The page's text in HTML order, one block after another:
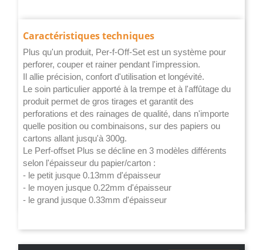
Caractéristiques techniques
Plus qu'un produit, Per-f-Off-Set est un système pour
perforer, couper et rainer pendant l'impression.
Il allie précision, confort d'utilisation et longévité.
Le soin particulier apporté à la trempe et à l'affûtage du
produit permet de gros tirages et garantit des
perforations et des rainages de qualité, dans n'importe
quelle position ou combinaisons, sur des papiers ou
cartons allant jusqu'à 300g.
Le Perf-offset Plus se décline en 3 modèles différents
selon l'épaisseur du papier/carton :
- le petit jusque 0.13mm d'épaisseur
- le moyen jusque 0.22mm d'épaisseur
- le grand jusque 0.33mm d'épaisseur